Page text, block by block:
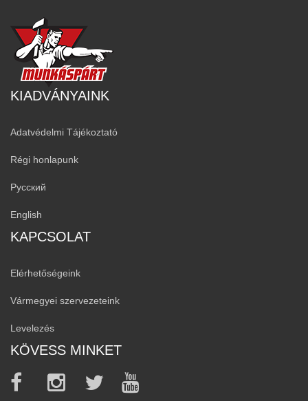
KIADVÁNYAINK
Adatvédelmi Tájékoztató
Régi honlapunk
Русский
English
KAPCSOLAT
Elérhetőségeink
Vármegyei szervezeteink
Levelezés
KÖVESS MINKET